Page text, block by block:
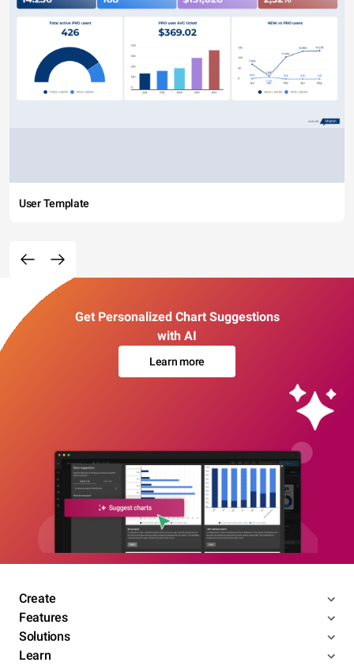
User Template
Get Personalized Chart Suggestions
with AI
Learn more
Create
Features
Solutions
Learn